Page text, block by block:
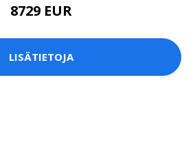
8729 EUR
LISÄTIETOJA